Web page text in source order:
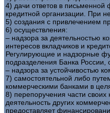
4) дачи ответов в
кредитной организации. При
5) создания с привлечением
6) осуществления:
– надзора за деятельностью
интересов вкладчиков и
Регулирующие и надзорные
подразделения Банка
– надзора за устойчивостью
7) самостоятельной либо
коммерческими банками в
8) перепоручения части
деятельность других
предоставляет